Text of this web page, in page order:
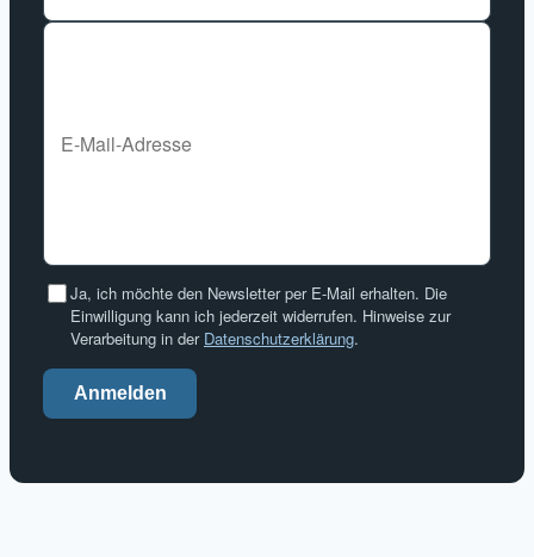
Ja, ich möchte den Newsletter per E-Mail erhalten. Die
Einwilligung kann ich jederzeit widerrufen. Hinweise zur
Verarbeitung in der Datenschutzerklärung.
Anmelden